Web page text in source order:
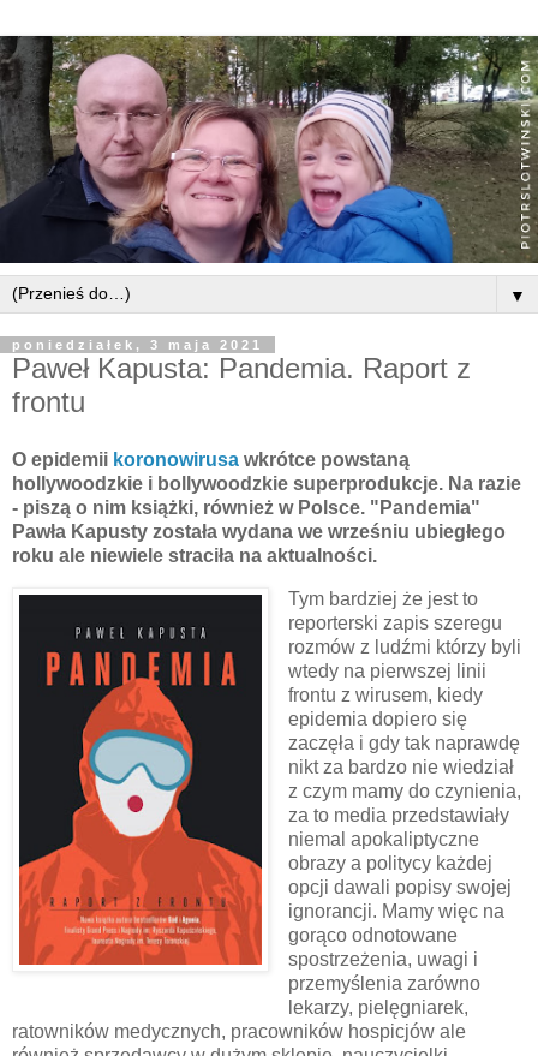
▼
poniedziałek, 3 maja 2021
Paweł Kapusta: Pandemia. Raport z
frontu
O epidemii koronowirusa wkrótce powstaną
hollywoodzkie i bollywoodzkie superprodukcje. Na razie
- piszą o nim książki, również w Polsce. "Pandemia"
Pawła Kapusty została wydana we wrześniu ubiegłego
roku ale niewiele straciła na aktualności.
Tym bardziej że jest to
reporterski zapis szeregu
rozmów z ludźmi którzy byli
wtedy na pierwszej linii
frontu z wirusem, kiedy
epidemia dopiero się
zaczęła i gdy tak naprawdę
nikt za bardzo nie wiedział
z czym mamy do czynienia,
za to media przedstawiały
niemal apokaliptyczne
obrazy a politycy każdej
opcji dawali popisy swojej
ignorancji. Mamy więc na
gorąco odnotowane
spostrzeżenia, uwagi i
przemyślenia zarówno
lekarzy, pielęgniarek,
ratowników medycznych, pracowników hospicjów ale